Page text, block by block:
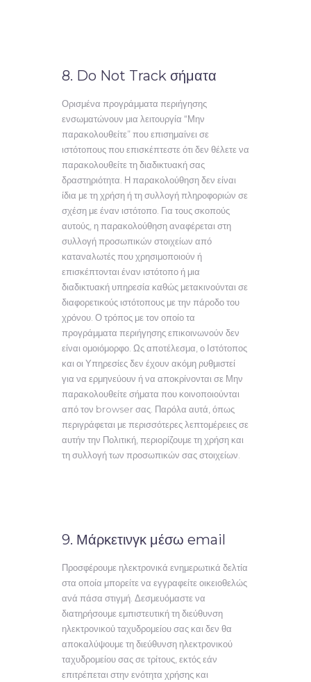
8. Do Not Track σήματα
Ορισμένα προγράμματα περιήγησης
ενσωματώνουν μια λειτουργία “Μην
παρακολουθείτε” που επισημαίνει σε
ιστότοπους που επισκέπτεστε ότι δεν θέλετε να
παρακολουθείτε τη διαδικτυακή σας
δραστηριότητα. Η παρακολούθηση δεν είναι
ίδια με τη χρήση ή τη συλλογή πληροφοριών σε
σχέση με έναν ιστότοπο. Για τους σκοπούς
αυτούς, η παρακολούθηση αναφέρεται στη
συλλογή προσωπικών στοιχείων από
καταναλωτές που χρησιμοποιούν ή
επισκέπτονται έναν ιστότοπο ή μια
διαδικτυακή υπηρεσία καθώς μετακινούνται σε
διαφορετικούς ιστότοπους με την πάροδο του
χρόνου. Ο τρόπος με τον οποίο τα
προγράμματα περιήγησης επικοινωνούν δεν
είναι ομοιόμορφο. Ως αποτέλεσμα, ο Ιστότοπος
και οι Υπηρεσίες δεν έχουν ακόμη ρυθμιστεί
για να ερμηνεύουν ή να αποκρίνονται σε Μην
παρακολουθείτε σήματα που κοινοποιούνται
από τον browser σας. Παρόλα αυτά, όπως
περιγράφεται με περισσότερες λεπτομέρειες σε
αυτήν την Πολιτική, περιορίζουμε τη χρήση και
τη συλλογή των προσωπικών σας στοιχείων.
9. Μάρκετινγκ μέσω email
Προσφέρουμε ηλεκτρονικά ενημερωτικά δελτία
στα οποία μπορείτε να εγγραφείτε οικειοθελώς
ανά πάσα στιγμή. Δεσμευόμαστε να
διατηρήσουμε εμπιστευτική τη διεύθυνση
ηλεκτρονικού ταχυδρομείου σας και δεν θα
αποκαλύψουμε τη διεύθυνση ηλεκτρονικού
ταχυδρομείου σας σε τρίτους, εκτός εάν
επιτρέπεται στην ενότητα χρήσης και